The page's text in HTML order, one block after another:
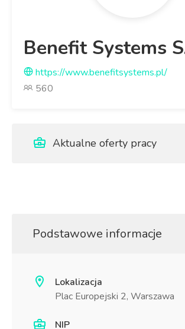
Benefit Systems
https://www.benefitsystems.pl/
560
Aktualne oferty pracy
Podstawowe informacje
Lokalizacja
Plac Europejski 2, Warszawa
NIP